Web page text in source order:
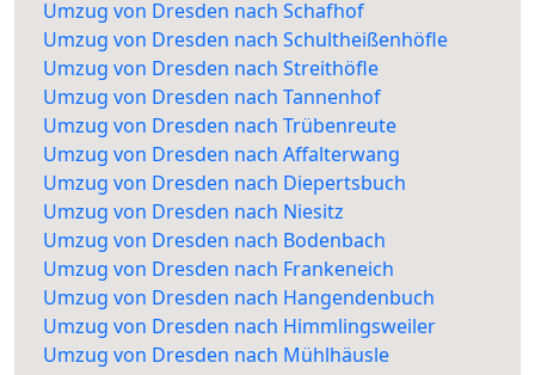
Umzug von Dresden nach Schafhof
Umzug von Dresden nach Schultheißenhöfle
Umzug von Dresden nach Streithöfle
Umzug von Dresden nach Tannenhof
Umzug von Dresden nach Trübenreute
Umzug von Dresden nach Affalterwang
Umzug von Dresden nach Diepertsbuch
Umzug von Dresden nach Niesitz
Umzug von Dresden nach Bodenbach
Umzug von Dresden nach Frankeneich
Umzug von Dresden nach Hangendenbuch
Umzug von Dresden nach Himmlingsweiler
Umzug von Dresden nach Mühlhäusle